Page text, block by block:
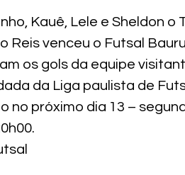
Kauê, Lele e Sheldon o
venceu o Futsal
os gols da equipe
da Liga paulista de
no próximo dia 13 –